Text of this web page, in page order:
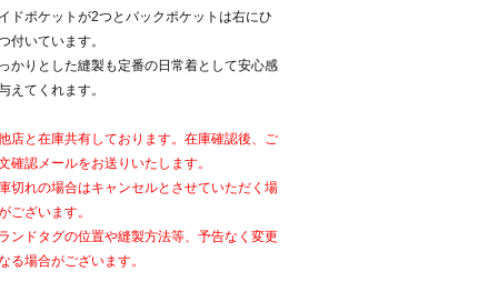
ドポケットが2つとバックポケットは右にひ
付いています。
かりとした縫製も定番の日常着として安心感
えてくれます。
店と在庫共有しております。在庫確認後、ご
確認メールをお送りいたします。
切れの場合はキャンセルとさせていただく場
ございます。
ンドタグの位置や縫製方法等、予告なく変更
る場合がございます。